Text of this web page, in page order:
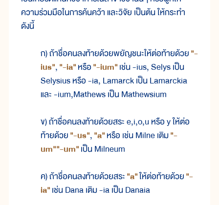
ความร่วมมือในการค้นคว้า และวิจัย เป็นต้น ให้กระทำ
ดังนี้
ก) ถ้าชื่อคนลงท้ายด้วยพยัญชนะให้ต่อท้ายด้วย"-
ius","-ia"หรือ"-ium"เช่น -ius, Selys เป็น
Selysius หรือ -ia, Lamarck เป็น Lamarckia
และ -ium,Mathews เป็น Mathewsium
ข) ถ้าชื่อคนลงท้ายด้วยสระ e,i,o,u หรือ y ให้ต่อ
ท้ายด้วย"-us","a"หรือ เช่น Milne เติม"-
um""-um"เป็น Milneum
ค) ถ้าชื่อคนลงท้ายด้วยสระ"a"ให้ต่อท้ายด้วย"-
ia"เช่น Dana เติม -ia เป็น Danaia